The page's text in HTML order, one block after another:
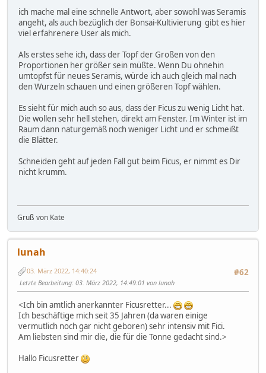
ich mache mal eine schnelle Antwort, aber sowohl was Seramis
angeht, als auch bezüglich der Bonsai-Kultivierung gibt es hier
viel erfahrenere User als mich.
Als erstes sehe ich, dass der Topf der Großen von den
Proportionen her größer sein müßte. Wenn Du ohnehin
umtopfst für neues Seramis, würde ich auch gleich mal nach
den Wurzeln schauen und einen größeren Topf wählen.
Es sieht für mich auch so aus, dass der Ficus zu wenig Licht hat.
Die wollen sehr hell stehen, direkt am Fenster. Im Winter ist im
Raum dann naturgemäß noch weniger Licht und er schmeißt
die Blätter.
Schneiden geht auf jeden Fall gut beim Ficus, er nimmt es Dir
nicht krumm.
Gruß von Kate
lunah
#62
03. März 2022, 14:40:24
Letzte Bearbeitung: 03. März 2022, 14:49:01 von lunah
<Ich bin amtlich anerkannter Ficusretter...
Ich beschäftige mich seit 35 Jahren (da waren einige
vermutlich noch gar nicht geboren) sehr intensiv mit Fici.
Am liebsten sind mir die, die für die Tonne gedacht sind.>
Hallo Ficusretter